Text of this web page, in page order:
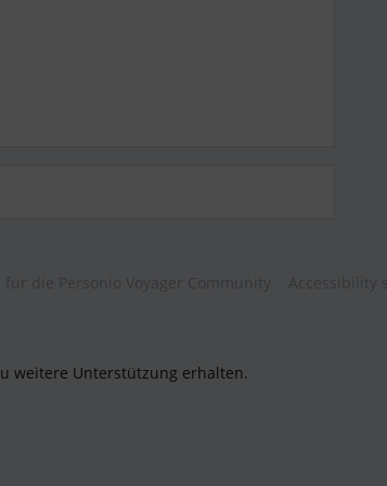
weitere Unterstützung erhalten.